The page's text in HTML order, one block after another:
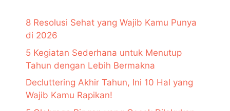
8 Resolusi Sehat yang Wajib Kamu Punya
di 2026
5 Kegiatan Sederhana untuk Menutup
Tahun dengan Lebih Bermakna
Decluttering Akhir Tahun, Ini 10 Hal yang
Wajib Kamu Rapikan!